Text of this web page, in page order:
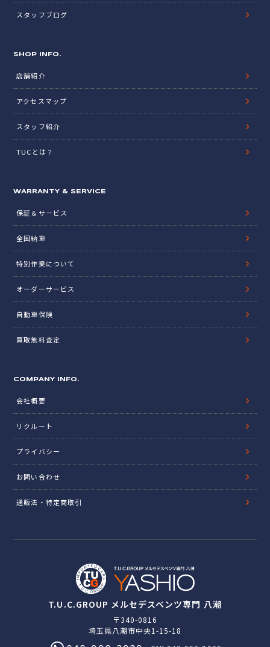
スタッフブログ
SHOP INFO.
店舗紹介
アクセスマップ
スタッフ紹介
TUCとは？
WARRANTY & SERVICE
保証＆サービス
全国納車
特別作業について
オーダーサービス
自動車保険
買取無料査定
COMPANY INFO.
会社概要
リクルート
プライバシー
お問い合わせ
通販法・特定商取引
T.U.C.GROUP メルセデスベンツ専門 八潮
〒340-0816
埼玉県八潮市中央1-15-18